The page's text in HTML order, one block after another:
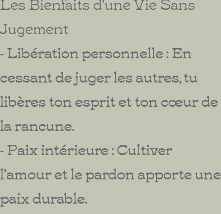
Jugement
- Libération personnelle : En
cessant de juger les autres, tu
libères ton esprit et ton cœur de
la rancune.
- Paix intérieure : Cultiver
l’amour et le pardon apporte une
paix durable.